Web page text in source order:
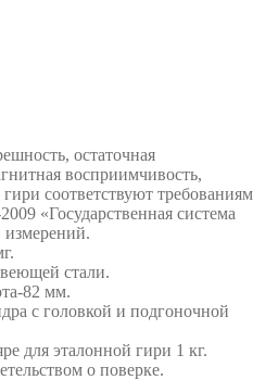
остаточная
восприимчивость,
соответствуют требованиям
«Государственная система
измерений.
стали.
82 мм.
с головкой и подгоночной
для эталонной гири 1 кг.
о поверке.